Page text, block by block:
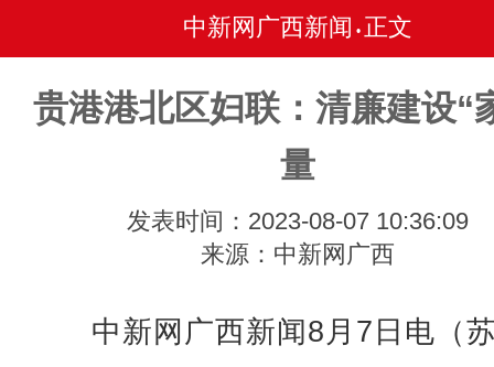
中新网广西新闻 • 正文
贵港港北区妇联：清廉建设“
量
发表时间：2023-08-07 10:36:09
来源：中新网广西
中新网广西新闻8月7日电 （